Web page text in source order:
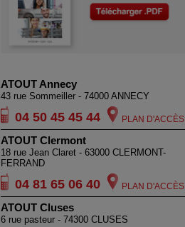
ATOUT Annecy
43 rue Sommeiller - 74000 ANNECY
04 50 45 45 44 PLAN D'ACCÈS
ATOUT Clermont
18 rue Jean Claret - 63000 CLERMONT-
FERRAND
04 81 65 06 40 PLAN D'ACCÈS
ATOUT Cluses
6 rue pasteur - 74300 CLUSES